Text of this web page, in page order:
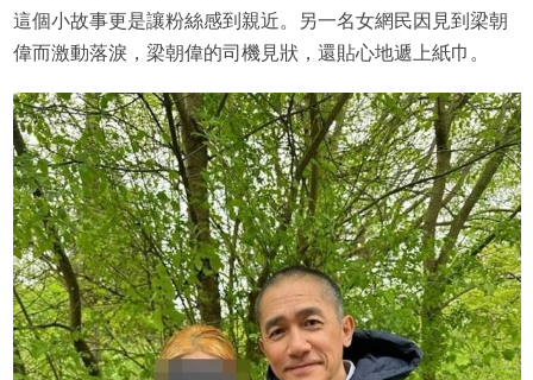
這個小故事更是讓粉絲感到親近。另一名女網民因見到梁朝
偉而激動落淚，梁朝偉的司機見狀，還貼心地遞上紙巾。